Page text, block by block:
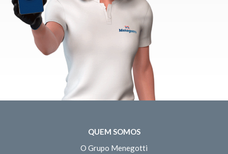
QUEM SOMOS
O Grupo Menegotti